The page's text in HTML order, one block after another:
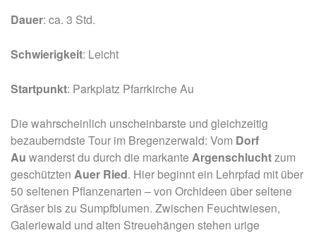
Dauer: ca. 3 Std.
Schwierigkeit: Leicht
Startpunkt: Parkplatz Pfarrkirche Au
Die wahrscheinlich unscheinbarste und gleichzeitig
bezauberndste Tour im Bregenzerwald: Vom Dorf
Au wanderst du durch die markante Argenschluchtzum
geschützten Auer Ried. Hier beginnt ein Lehrpfad mit über
50 seltenen Pflanzenarten – von Orchideen über seltene
Gräser bis zu Sumpfblumen. Zwischen Feuchtwiesen,
Galeriewald und alten Streuehängen stehen urige